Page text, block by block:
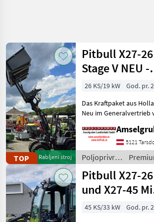
Kategorija 4 Država Filtri
TRENUTNA
STAZA
Poljoprivredna
tehnika
Poljoprivredni
Motorni
Strojevi
Dvorisni
Utovarivaci
Pitbull
ODABERITE
KATEGORIJU
Poništi
Prikaži
22
rezultata
TOP Rabljeni stroj
Pitbull X27-26
Stage V NEU -
Kinematik
26 KS/19 kW God. pr.
Das Kraftpaket aus
Neu im Generalvertrieb
Neben unseren
Fuchs Hofladern, und Cast
& Worky-Quad
erweitert n
5121
Poljoprivredni
motorni
strojevi /
Pitbull
Pitbull X27-26
und X27-45 Mit
Kabine
45 KS/33 kW God. pr.